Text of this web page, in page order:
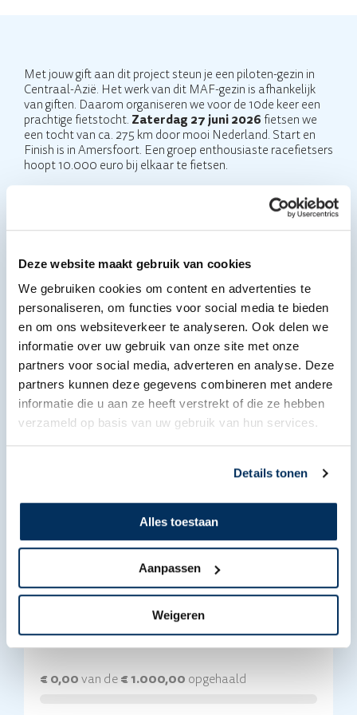
Deze website maakt gebruik van cookies
We gebruiken cookies om content en advertenties te
personaliseren, om functies voor social media te bieden
en om ons websiteverkeer te analyseren. Ook delen we
informatie over uw gebruik van onze site met onze
partners voor social media, adverteren en analyse. Deze
partners kunnen deze gegevens combineren met andere
informatie die u aan ze heeft verstrekt of die ze hebben
verzameld op basis van uw gebruik van hun services.
Details tonen
Alles toestaan
Aanpassen
Weigeren
Met jouw gift aan dit project steun je een piloten-gezin in
Centraal-Azië. Het werk van dit MAF-gezin is afhankelijk
van giften. Daarom organiseren we voor de 10de keer een
prachtige fietstocht. Zaterdag 27 juni 2026 fietsen we
een tocht van ca. 275 km door mooi Nederland. Start en
Finish is in Amersfoort. Een groep enthousiaste racefietsers
hoopt 10.000 euro bij elkaar te fietsen.
Sponsor dan één van deze enthousiaste fietsers!
Zoek je favoriete fietser bij de acties hieronder en maak een
Centraal-Azië.
Fietsen voor een piloot
Samen halen we geld op voor een piloot en zijn gezin
€ 0,00van de€ 1.000,00 opgehaald